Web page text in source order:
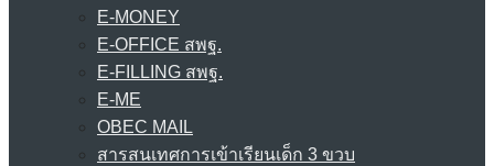
E-MONEY
E-OFFICE สพฐ.
E-FILLING สพฐ.
E-ME
OBEC MAIL
สารสนเทศการเข้าเรียนเด็ก 3 ขวบ